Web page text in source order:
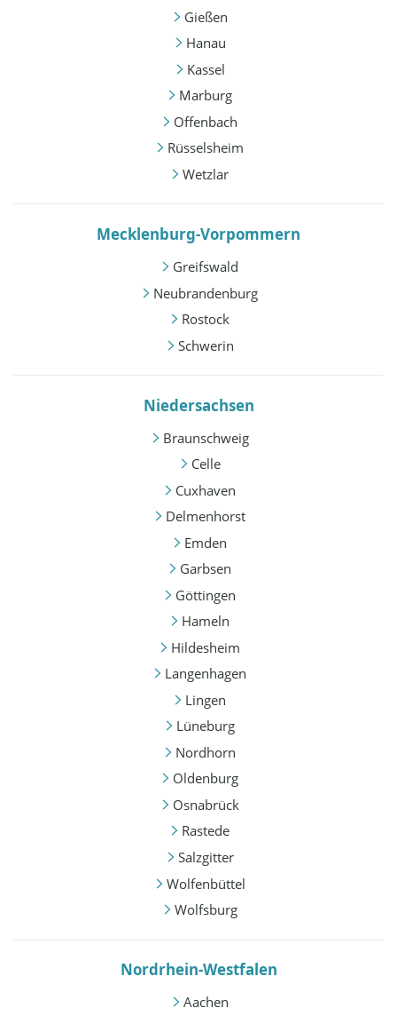
Gießen
Hanau
Kassel
Marburg
Offenbach
Rüsselsheim
Wetzlar
Mecklenburg-Vorpommern
Greifswald
Neubrandenburg
Rostock
Schwerin
Niedersachsen
Braunschweig
Celle
Cuxhaven
Delmenhorst
Emden
Garbsen
Göttingen
Hameln
Hildesheim
Langenhagen
Lingen
Lüneburg
Nordhorn
Oldenburg
Osnabrück
Rastede
Salzgitter
Wolfenbüttel
Wolfsburg
Nordrhein-Westfalen
Aachen